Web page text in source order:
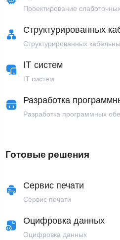
Проектирование
Структурированных
Структурированных
IT систем
IT систем
Разработка
Разработка программных
Готовые решения
Сервис печати
Сервис печати
Оцифровка данных
Оцифровка данных